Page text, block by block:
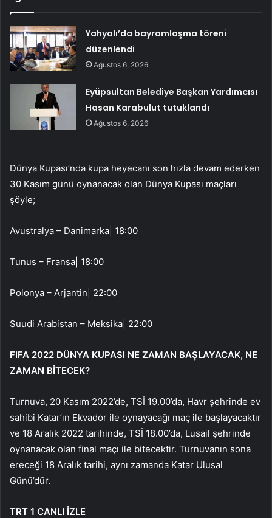
Yahyalı’da bayramlaşma töreni
düzenlendi
Ağustos 6, 2026
Eyüpsultan Belediye Başkan Yardımcısı
Hasan Karabulut tutuklandı
Ağustos 6, 2026
Dünya Kupası’nda kupa heyecanı son hızla devam ederken
30 Kasım günü oynanacak olan Dünya Kupası maçları
şöyle;
Avustralya – Danimarka| 18:00
Tunus – Fransa| 18:00
Polonya – Arjantin| 22:00
Suudi Arabistan – Meksika| 22:00
FIFA 2022 DÜNYA KUPASI NE ZAMAN BAŞLAYACAK, NE
ZAMAN BİTECEK?
Turnuva, 20 Kasım 2022’de, TSİ 19.00’da, Havr şehrinde ev
sahibi Katar’ın Ekvador ile oynayacağı maç ile başlayacaktır
ve 18 Aralık 2022 tarihinde, TSİ 18.00’da, Lusail şehrinde
oynanacak olan final maçı ile bitecektir. Turnuvanın sona
ereceği 18 Aralık tarihi, aynı zamanda Katar Ulusal
Günü’dür.
TRT 1 CANLI İZLE